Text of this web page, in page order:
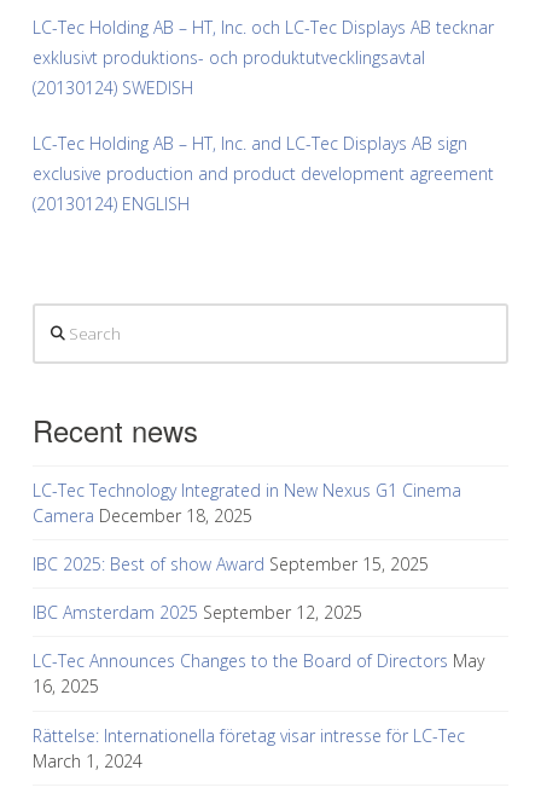
LC-Tec Holding AB – HT, Inc. och LC-Tec Displays AB tecknar
exklusivt produktions- och produktutvecklingsavtal
(20130124) SWEDISH
LC-Tec Holding AB – HT, Inc. and LC-Tec Displays AB sign
exclusive production and product development agreement
(20130124) ENGLISH
Recent news
LC-Tec Technology Integrated in New Nexus G1 Cinema
Camera December 18, 2025
IBC 2025: Best of show Award September 15, 2025
IBC Amsterdam 2025 September 12, 2025
LC-Tec Announces Changes to the Board of Directors May
16, 2025
Rättelse: Internationella företag visar intresse för LC-Tec
March 1, 2024